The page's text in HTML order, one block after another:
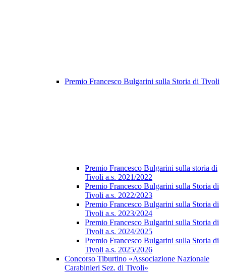
Premio Francesco Bulgarini sulla Storia di Tivoli
Premio Francesco Bulgarini sulla storia di
Tivoli a.s. 2021/2022
Premio Francesco Bulgarini sulla Storia di
Tivoli a.s. 2022/2023
Premio Francesco Bulgarini sulla Storia di
Tivoli a.s. 2023/2024
Premio Francesco Bulgarini sulla Storia di
Tivoli a.s. 2024/2025
Premio Francesco Bulgarini sulla Storia di
Tivoli a.s. 2025/2026
Concorso Tiburtino «Associazione Nazionale
Carabinieri Sez. di Tivoli»